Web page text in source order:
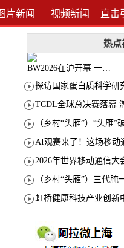
片新闻 视频新闻 直击
热点
BW2026在沪开幕 一众次元品牌集中发布全新企划
TCDL全球总决赛落幕